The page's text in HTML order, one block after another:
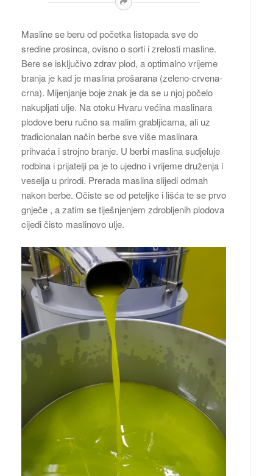
Masline se beru od početka listopada sve do
sredine prosinca, ovisno o sorti i zrelosti masline.
Bere se isključivo zdrav plod, a optimalno vrijeme
branja je kad je maslina prošarana (zeleno-crvena-
crna). Mijenjanje boje znak je da se u njoj počelo
nakupljati ulje. Na otoku Hvaru većina maslinara
plodove beru ručno sa malim grabljicama, ali uz
tradicionalan način berbe sve više maslinara
prihvaća i strojno branje. U berbi maslina sudjeluje
rodbina i prijatelji pa je to ujedno i vrijeme druženja i
veselja u prirodi. Prerada maslina slijedi odmah
nakon berbe. Očiste se od peteljke i lišća te se prvo
gnječe , a zatim se tiješnjenjem zdrobljenih plodova
cijedi čisto maslinovo ulje.